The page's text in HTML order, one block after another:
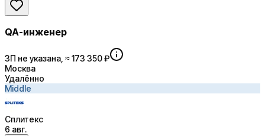
QA-инженер
ЗП не указана, ≈ 173 350 ₽
Москва
Удалённо
Middle
Сплитекс
6 авг.